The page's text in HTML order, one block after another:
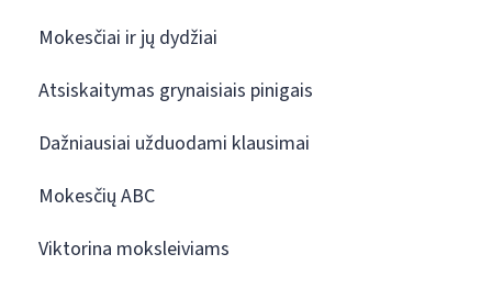
Mokesčiai ir jų dydžiai
Atsiskaitymas grynaisiais pinigais
Dažniausiai užduodami klausimai
Mokesčių ABC
Viktorina moksleiviams